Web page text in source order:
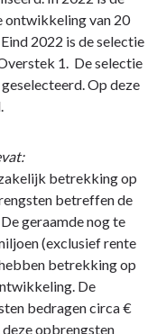
ontwikkeling van 20
2022 is de selectie
1. De selectie
Op deze
betrekking op
betreffen de
geraamde nog te
(exclusief rente
betrekking op
De
bedragen circa €
deze opbrengsten